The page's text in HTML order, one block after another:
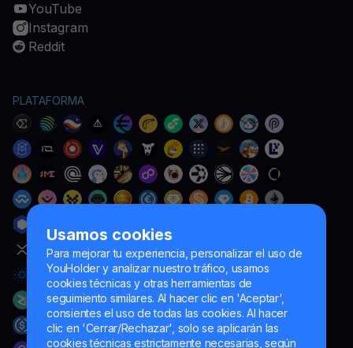
Usamos cookies
Para mejorar tu experiencia, personalizar el uso de
YouHolder y analizar nuestro tráfico, usamos
cookies técnicas y otras herramientas de
seguimiento similares. Al hacer clic en 'Aceptar',
consientes el uso de todas las cookies. Al hacer
clic en 'Cerrar/Rechazar', solo se aplicarán las
cookies técnicas estrictamente necesarias, según
YouTube
Instagram
Reddit
PLATAFORMA